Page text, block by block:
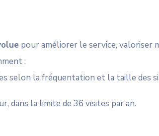
pour améliorer le service, valoriser
:
selon la fréquentation et la taille des
dans la limite de 36 visites par an.